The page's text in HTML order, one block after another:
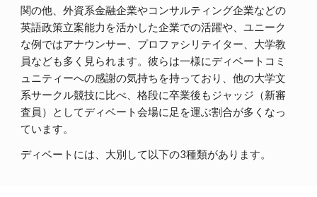
関の他、外資系金融企業やコンサルティング企業などの
英語政策立案能力を活かした企業での活躍や、ユニーク
な例ではアナウンサー、プロファシリテイター、大学教
員なども多く見られます。彼らは一様にディベートコミ
ュニティーへの感謝の気持ちを持っており、他の大学文
系サークル競技に比べ、格段に卒業後もジャッジ（新審
査員）としてディベート会場に足を運ぶ割合が多くなっ
ています。
ディベートには、大別して以下の3種類があります。